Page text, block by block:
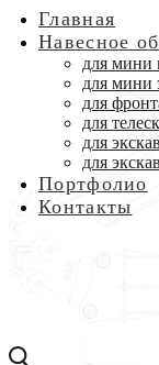
Главная
Навесное
для мини
для мини
для
для
для
для
Портфолио
Контакты